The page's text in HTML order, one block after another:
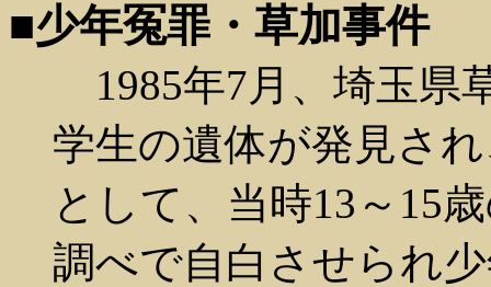
■少年冤罪・草加事件
1985年7月、埼玉県
学生の遺体が発見さ
として、当時13～15
調べで自白させられ